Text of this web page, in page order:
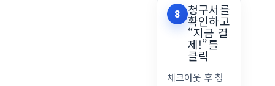
8 청구서를
확인하고
“지금 결
제!”를
클릭
체크아웃 후 청